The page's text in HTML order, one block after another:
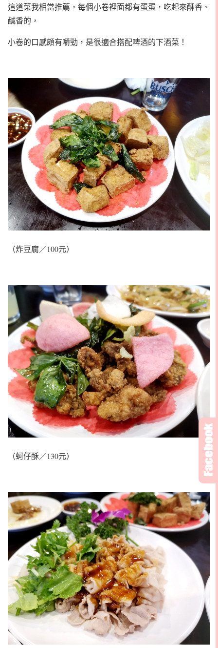
這道菜我相當推薦，每個小卷裡面都有蛋蛋，吃起來酥香、
鹹香的，
小卷的口感頗有嚼勁，是很適合搭配啤酒的下酒菜！
（炸豆腐／100元）
（蚵仔酥／130元）